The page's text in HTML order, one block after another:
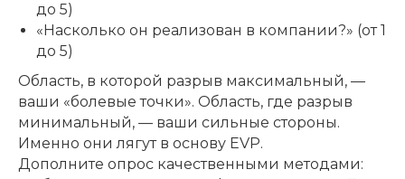
до 5)
«Насколько он реализован в компании?» (от 1
до 5)
Область, в которой разрыв максимальный, —
ваши «болевые точки». Область, где разрыв
минимальный, — ваши сильные стороны.
Именно они лягут в основу EVP.
Дополните опрос качественными методами: